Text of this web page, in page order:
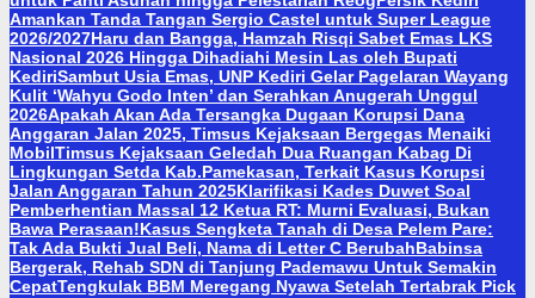
Amankan Tanda Tangan Sergio Castel untuk Super League
2026/2027Haru dan Bangga, Hamzah Risqi Sabet Emas LKS
Nasional 2026 Hingga Dihadiahi Mesin Las oleh Bupati
KediriSambut Usia Emas, UNP Kediri Gelar Pagelaran Wayang
Kulit ‘Wahyu Godo Inten’ dan Serahkan Anugerah Unggul
2026Apakah Akan Ada Tersangka Dugaan Korupsi Dana
Anggaran Jalan 2025, Timsus Kejaksaan Bergegas Menaiki
MobilTimsus Kejaksaan Geledah Dua Ruangan Kabag Di
Lingkungan Setda Kab.Pamekasan, Terkait Kasus Korupsi
Jalan Anggaran Tahun 2025Klarifikasi Kades Duwet Soal
Pemberhentian Massal 12 Ketua RT: Murni Evaluasi, Bukan
Bawa Perasaan!Kasus Sengketa Tanah di Desa Pelem Pare:
Tak Ada Bukti Jual Beli, Nama di Letter C BerubahBabinsa
Bergerak, Rehab SDN di Tanjung Pademawu Untuk Semakin
CepatTengkulak BBM Meregang Nyawa Setelah Tertabrak Pick